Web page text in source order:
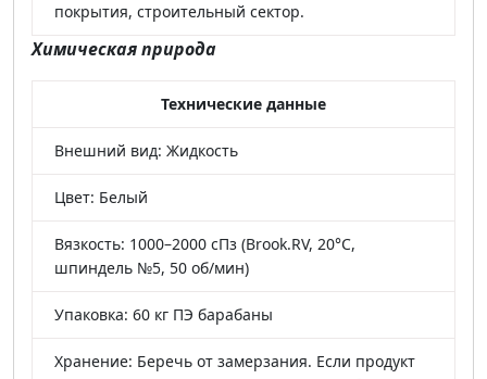
покрытия, строительный сектор.
Химическая природа
Технические данные
Внешний вид: Жидкость
Цвет: Белый
Вязкость: 1000–2000 сПз (Brook.RV, 20°C,
шпиндель №5, 50 об/мин)
Упаковка: 60 кг ПЭ барабаны
Хранение: Беречь от замерзания. Если продукт